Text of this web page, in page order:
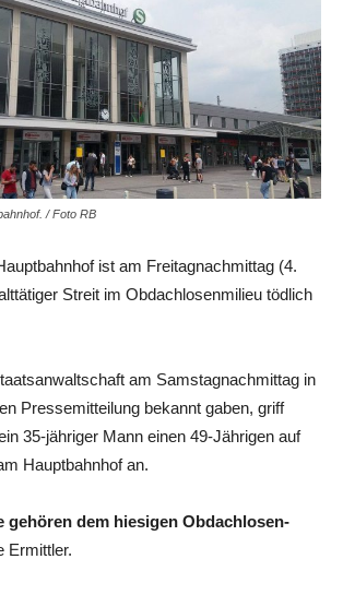
/ Foto RB
ist am Freitagnachmittag (4.
Streit im Obdachlosenmilieu tödlich
am Samstagnachmittag in
Pressemitteilung bekannt gaben, griff
35-jähriger Mann einen 49-Jährigen auf
Hauptbahnhof an.
gehören dem hiesigen Obdachlosen-
Ermittler.